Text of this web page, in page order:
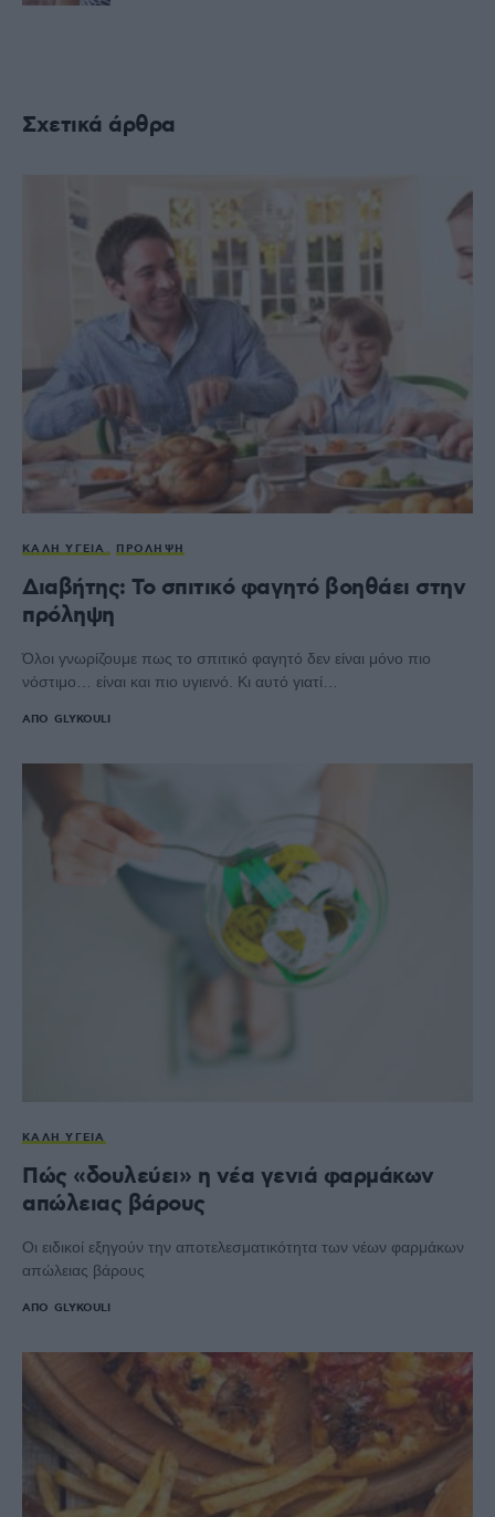
Σχετικά άρθρα
ΚΑΛΉ ΥΓΕΊΑ ΠΡΌΛΗΨΗ
Διαβήτης: Το σπιτικό φαγητό βοηθάει στην
πρόληψη
Όλοι γνωρίζουμε πως το σπιτικό φαγητό δεν είναι μόνο πιο
νόστιμο… είναι και πιο υγιεινό. Κι αυτό γιατί…
ΑΠΌ GLYKOULI
ΚΑΛΉ ΥΓΕΊΑ
Πώς «δουλεύει» η νέα γενιά φαρμάκων
απώλειας βάρους
Οι ειδικοί εξηγούν την αποτελεσματικότητα των νέων φαρμάκων
απώλειας βάρους
ΑΠΌ GLYKOULI